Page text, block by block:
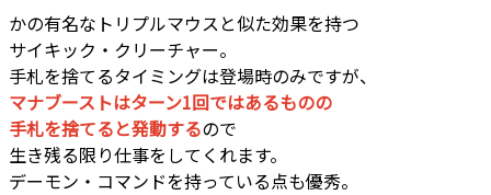
かの有名なトリプルマウスと似た効果を持つ
サイキック・クリーチャー。
手札を捨てるタイミングは登場時のみですが、
マナブーストはターン1回ではあるものの
手札を捨てると発動するので
生き残る限り仕事をしてくれます。
デーモン・コマンドを持っている点も優秀。